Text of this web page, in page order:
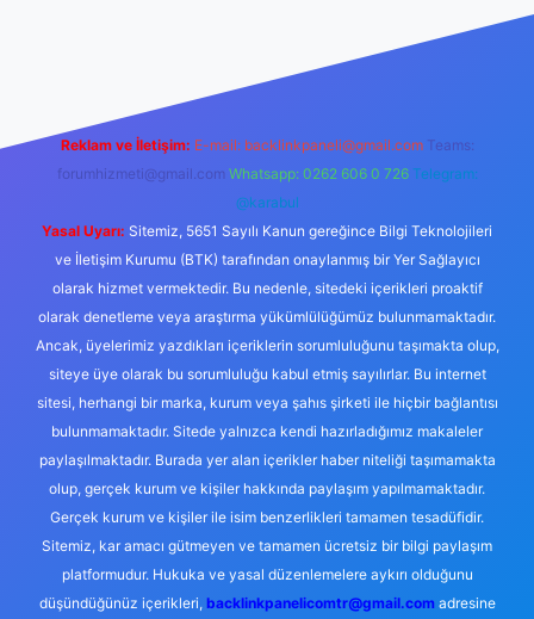
Reklam ve İletişim: E-mail: backlinkpaneli@gmail.com Teams:
forumhizmeti@gmail.com Whatsapp: 0262 606 0 726 Telegram:
@karabul
Yasal Uyarı: Sitemiz, 5651 Sayılı Kanun gereğince Bilgi Teknolojileri
ve İletişim Kurumu (BTK) tarafından onaylanmış bir Yer Sağlayıcı
olarak hizmet vermektedir. Bu nedenle, sitedeki içerikleri proaktif
olarak denetleme veya araştırma yükümlülüğümüz bulunmamaktadır.
Ancak, üyelerimiz yazdıkları içeriklerin sorumluluğunu taşımakta olup,
siteye üye olarak bu sorumluluğu kabul etmiş sayılırlar. Bu internet
sitesi, herhangi bir marka, kurum veya şahıs şirketi ile hiçbir bağlantısı
bulunmamaktadır. Sitede yalnızca kendi hazırladığımız makaleler
paylaşılmaktadır. Burada yer alan içerikler haber niteliği taşımamakta
olup, gerçek kurum ve kişiler hakkında paylaşım yapılmamaktadır.
Gerçek kurum ve kişiler ile isim benzerlikleri tamamen tesadüfidir.
Sitemiz, kar amacı gütmeyen ve tamamen ücretsiz bir bilgi paylaşım
platformudur. Hukuka ve yasal düzenlemelere aykırı olduğunu
düşündüğünüz içerikleri, backlinkpanelicomtr@gmail.comadresine